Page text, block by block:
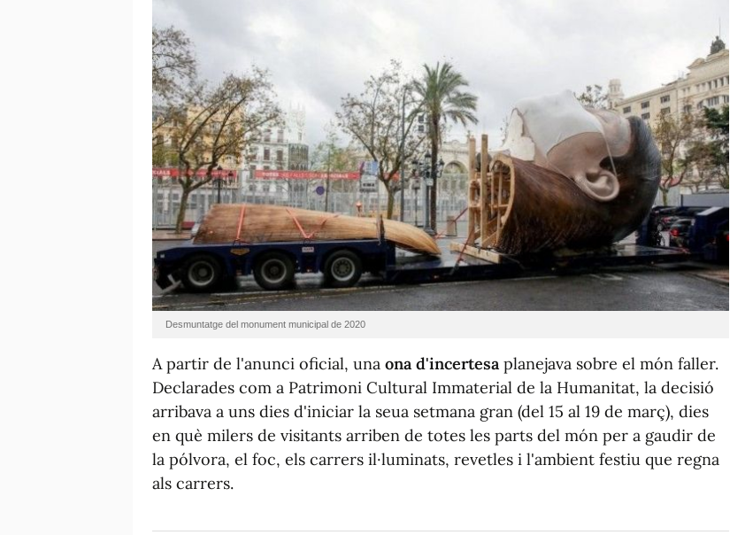
Desmuntatge del monument municipal de 2020
A partir de l'anunci oficial, una ona d'incertesa planejava sobre el món faller.
Declarades com a Patrimoni Cultural Immaterial de la Humanitat, la decisió
arribava a uns dies d'iniciar la seua setmana gran (del 15 al 19 de març), dies
en què milers de visitants arriben de totes les parts del món per a gaudir de
la pólvora, el foc, els carrers il·luminats, revetles i l'ambient festiu que regna
als carrers.